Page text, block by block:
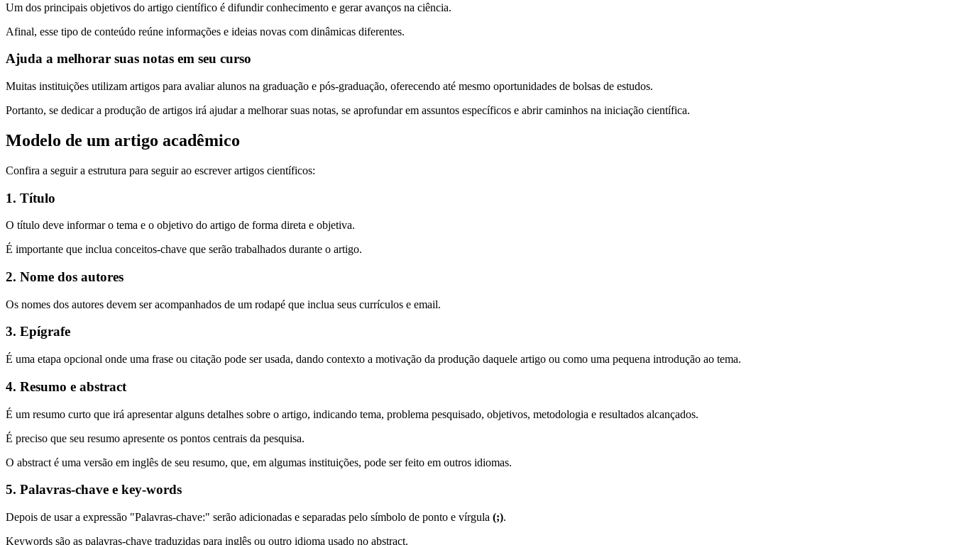
Um dos principais objetivos do artigo científico é difundir conhecimento e gerar avanços na ciência.
Afinal, esse tipo de conteúdo reúne informações e ideias novas com dinâmicas diferentes.
Ajuda a melhorar suas notas em seu curso
Muitas instituições utilizam artigos para avaliar alunos na graduação e pós-graduação, oferecendo até mesmo oportunidades de bolsas de estudos.
Portanto, se dedicar a produção de artigos irá ajudar a melhorar suas notas, se aprofundar em assuntos específicos e abrir caminhos na iniciação científica.
Modelo de um artigo acadêmico
Confira a seguir a estrutura para seguir ao escrever artigos científicos:
1. Título
O título deve informar o tema e o objetivo do artigo de forma direta e objetiva.
É importante que inclua conceitos-chave que serão trabalhados durante o artigo.
2. Nome dos autores
Os nomes dos autores devem ser acompanhados de um rodapé que inclua seus currículos e email.
3. Epígrafe
É uma etapa opcional onde uma frase ou citação pode ser usada, dando contexto a motivação da produção daquele artigo ou como uma pequena introdução ao tema.
4. Resumo e abstract
É um resumo curto que irá apresentar alguns detalhes sobre o artigo, indicando tema, problema pesquisado, objetivos, metodologia e resultados alcançados.
É preciso que seu resumo apresente os pontos centrais da pesquisa.
O abstract é uma versão em inglês de seu resumo, que, em algumas instituições, pode ser feito em outros idiomas.
5. Palavras-chave e key-words
Depois de usar a expressão "Palavras-chave:" serão adicionadas e separadas pelo símbolo de ponto e vírgula (;).
Keywords são as palavras-chave traduzidas para inglês ou outro idioma usado no abstract.